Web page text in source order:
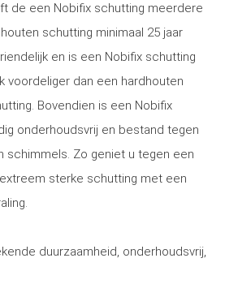
de een Nobifix schutting meerdere
schutting minimaal 25 jaar
en is een Nobifix schutting
voordeliger dan een hardhouten
Bovendien is een Nobifix
onderhoudsvrij en bestand tegen
schimmels. Zo geniet u tegen een
sterke schutting met een
duurzaamheid, onderhoudsvrij,